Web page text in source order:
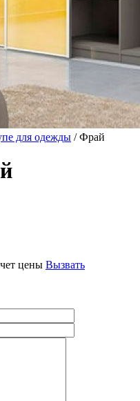
для одежды / Фрай
цены Вызвать